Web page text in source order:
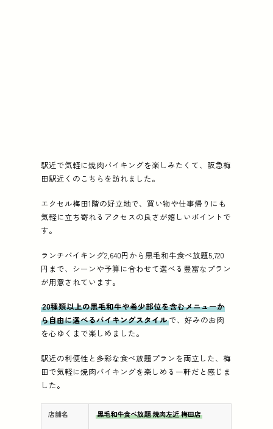
駅近で気軽に焼肉バイキングを楽しみたくて、阪急梅
田駅近くのこちらを訪れました。
エクセル梅田1階の好立地で、買い物や仕事帰りにも
気軽に立ち寄れるアクセスの良さが嬉しいポイントで
す。
ランチバイキング2,640円から黒毛和牛食べ放題5,720
円まで、シーンや予算に合わせて選べる豊富なプラン
が用意されています。
20種類以上の黒毛和牛や希少部位を含むメニューか
ら自由に選べるバイキングスタイルで、好みのお肉
を心ゆくまで楽しめました。
駅近の利便性と多彩な食べ放題プランを両立した、梅
田で気軽に焼肉バイキングを楽しめる一軒だと感じま
した。
店舗名 黒毛和牛食べ放題 焼肉左近 梅田店